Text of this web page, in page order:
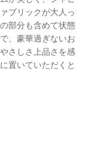
ブリックが大人っ
部分も含めて状態
、豪華過ぎないお
さしさ上品さを感
置いていただくと